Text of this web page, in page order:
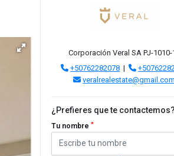
Corporación Veral SA PJ-1010-
+50762282078 |
veralrealestate@gmail.com
¿Prefieres que te contactemos?
Tu nombre *